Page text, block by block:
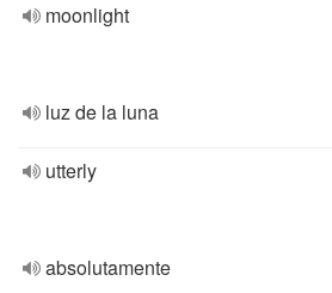
moonlight
luz de la luna
utterly
absolutamente